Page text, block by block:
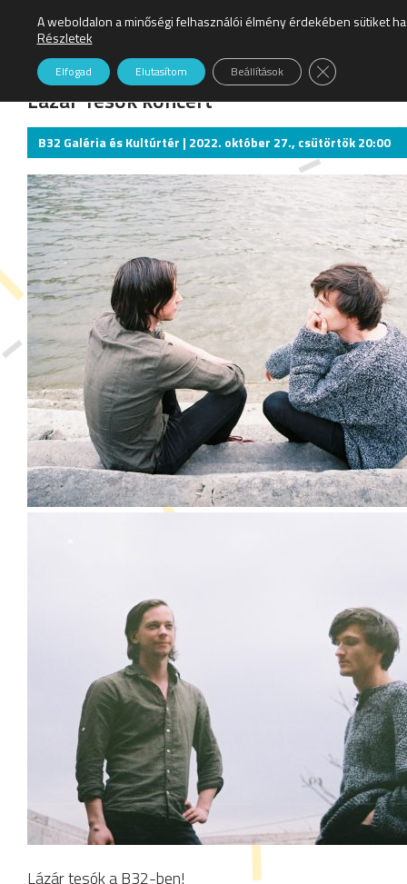
Lázár Tesók koncert
B32 Galéria és Kultúrtér | 2022. október 27., csütörtök 20:00
Lázár tesók a B32-ben!
A weboldalon a minőségi felhasználói élmény érdekében sütiket
Részletek
Elfogad Elutasítom Beállítások Close GDPR